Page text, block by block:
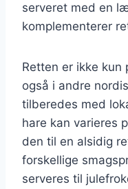
serveret med en
komplementerer
Retten er ikke kun
også i andre
tilberedes med
hare kan varieres
den til en alsidig
forskellige
serveres til